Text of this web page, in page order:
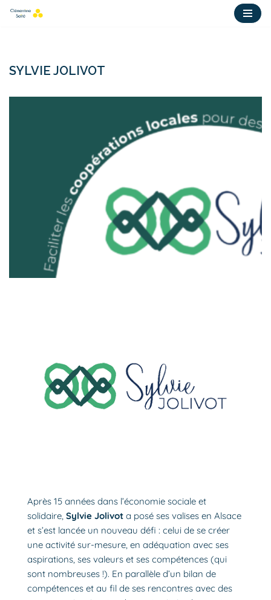
SYLVIE JOLIVOT
Après 15 années dans l’économie sociale et
solidaire, Sylvie Jolivot a posé ses valises en Alsace
et s’est lancée un nouveau défi : celui de se créer
une activité sur-mesure, en adéquation avec ses
aspirations, ses valeurs et ses compétences (qui
sont nombreuses !). En parallèle d’un bilan de
compétences et au fil de ses rencontres avec des